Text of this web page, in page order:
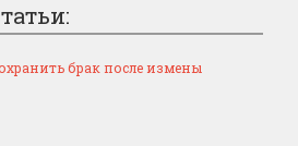
брак после измены